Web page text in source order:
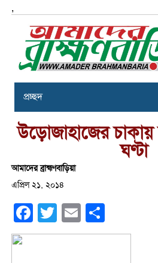
,
প্রচ্ছদ
উড়োজাহাজের
ঘণ্টা
আমাদের ব্রাহ্মণবাড়িয়া
এপ্রিল ২১, ২০১৪
Facebook
Twitter Email